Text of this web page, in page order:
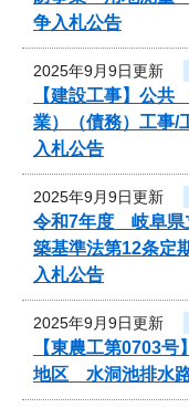
争入札公告
2025年9月9日更新
【建設工事】公
業）（債務）工事/
入札公告
2025年9月9日更新
令和7年度 岐阜県
築基準法第12条定
入札公告
2025年9月9日更新
【東農工第0703
地区 水洞池排水